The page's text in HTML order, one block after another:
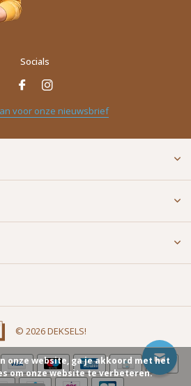
Socials
voor onze nieuwsbrief
© 2026 DEKSELS!
onze website, ga je akkoord met het
om onze website te verbeteren.